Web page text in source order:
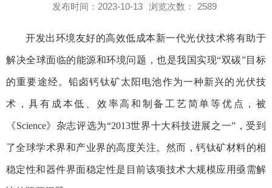
发布时间：2023-10-13 浏览次数： 2589
开发出环境友好的高效低成本新一代光伏技术将有助于
解决全球面临的能源和环境问题，也是我国实现“双碳”目标
的重要途经。铅卤钙钛矿太阳电池作为一种新兴的光伏技
术，具有成本低、效率高和制备工艺简单等优点， 被
《Science》杂志评选为“2013世界十大科技进展之一” ，受到
了全球学术界和产业界的高度关注。然而，钙钛矿材料的相
稳定性和器件界面稳定性是目前该项技术大规模应用亟需解